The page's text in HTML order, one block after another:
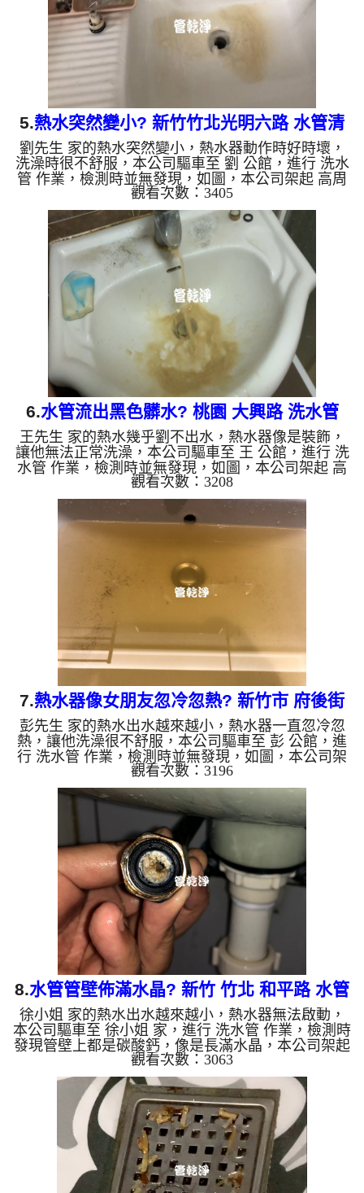
樣黑，有些洗出綠色...
5.熱水突然變小? 新竹竹北光明六路 水管清
洗
劉先生 家的熱水突然變小，熱水器動作時好時壞，
洗澡時很不舒服，本公司驅車至 劉 公館，進行 洗水
管 作業，檢測時並無發現，如圖，本公司架起 高周
波水管清洗機，灌入 檸檬酸 至管路裡面，等了約15
分，開啟 水管清洗機 ，啟動 脈衝 模式，一洗水管就
噴髒水，沒多久變成棕白色，還掉出不少的異物，如
下圖片影片，兩個多小時後，出水變乾淨出水量也恢
復正常，熱水器也正常運行了。 如是自來水，如水
管老化，會產生鐵鏽跟泥沙堆積，洗出來的水就會是
咖啡色，地下水含有氧化錳，管壁上會結成黑色管
垢，洗出來的水會跟石...
觀看次數：3405
6.水管流出黑色髒水? 桃園 大興路 洗水管
王先生 家的熱水幾乎劉不出水，熱水器像是裝飾，
讓他無法正常洗澡，本公司驅車至 王 公館，進行 洗
水管 作業，檢測時並無發現，如圖，本公司架起 高
周波水管清洗機，灌入 檸檬酸 至管路裡面，等了約
15分，開啟 水管清洗機 ，啟動 脈衝 模式，一洗水管
就噴黑髒水，沒多久變成棕白色，色還掉出不少的異
物，如下圖片影片，兩個多小時後，出水變乾淨出水
量也恢復正常，熱水器也正常運行了。 如是自來
水，如水管老化，會產生鐵鏽跟泥沙堆積，洗出來的
水就會是咖啡色，地下水含有氧化錳，管壁上會結成
黑色管垢，洗出來的水...
觀看次數：3208
7.熱水器像女朋友忽冷忽熱? 新竹市 府後街
清洗水管
彭先生 家的熱水出水越來越小，熱水器一直忽冷忽
熱，讓他洗澡很不舒服，本公司驅車至 彭 公館，進
行 洗水管 作業，檢測時並無發現，如圖，本公司架
起 高周波水管清洗機，灌入 檸檬酸 至管路裡面，等
了約15分，開啟 水管清洗機 ，啟動 脈衝 模式，一洗
水管就噴棕白色泡沫髒水，還掉出不少的異物，如下
圖片影片，兩個多小時後，管路清洗乾淨出水量也恢
復正常，彭先生很高興介紹樓上住戶，樓上住戶的問
題一併處理掉了!! 如是自來水，如水管老化，會產生
鐵鏽跟泥沙堆積，洗出來的水就會是咖啡色，地下水
含有氧化錳，管...
觀看次數：3196
8.水管管壁佈滿水晶? 新竹 竹北 和平路 水管
清洗
徐小姐 家的熱水出水越來越小，熱水器無法啟動，
本公司驅車至 徐小姐 家，進行 洗水管 作業，檢測時
發現管壁上都是碳酸鈣，像是長滿水晶，本公司架起
高周波水管清洗機，灌入 檸檬酸 至管路裡面，等了
約15分，開啟 水管清洗機 ，啟動 脈衝 模式，一洗水
管就流出土色髒水，如圖，兩個多小時後，熱水水量
恢復正常了，熱水器會動作了!! 如是自來水，如水管
老化，會產生鐵鏽跟泥沙堆積，洗出來的水就會是咖
啡色，地下水含有氧化錳，管壁上會結成黑色管垢，
洗出來的水會跟石油一樣黑，有些洗出綠色的水，是
因為裡面有銅...
觀看次數：3063